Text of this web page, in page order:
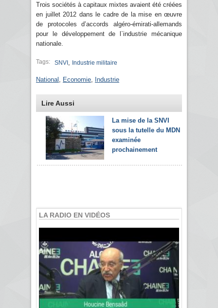
Trois sociétés à capitaux mixtes avaient été créées
en juillet 2012 dans le cadre de la mise en œuvre
de protocoles d’accords algéro-émirati-allemands
pour le développement de l`industrie mécanique
nationale.
Tags: SNVI Industrie militaire
National Economie Industrie
Lire Aussi
La mise de la SNVI
sous la tutelle du MDN
examinée
prochainement
LA RADIO EN VIDÉOS